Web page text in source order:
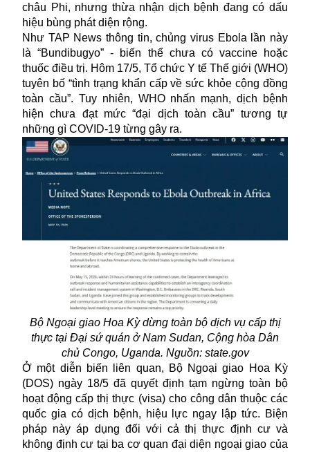
châu Phi, nhưng thừa nhận dịch bệnh đang có dấu
hiệu bùng phát diện rộng.
Như TAP News thông tin, chủng virus Ebola lần này
là “Bundibugyo” - biến thể chưa có vaccine hoặc
thuốc điều trị. Hôm 17/5, Tổ chức Y tế Thế giới (WHO)
tuyên bố “tình trạng khẩn cấp về sức khỏe cộng đồng
toàn cầu”. Tuy nhiên, WHO nhấn mạnh, dịch bệnh
hiện chưa đạt mức “đại dịch toàn cầu” tương tự
những gì COVID-19 từng gây ra.
Bộ Ngoại giao Hoa Kỳ dừng toàn bộ dịch vụ cấp thị
thực tại Đại sứ quán ở Nam Sudan, Cộng hòa Dân
chủ Congo, Uganda. Nguồn: state.gov
Ở một diễn biến liên quan, Bộ Ngoại giao Hoa Kỳ
(DOS) ngày 18/5 đã quyết định tạm ngừng toàn bộ
hoạt động cấp thị thực (visa) cho công dân thuộc các
quốc gia có dịch bệnh, hiệu lực ngay lập tức. Biện
pháp này áp dụng đối với cả thị thực định cư và
không định cư tại ba cơ quan đại diện ngoại giao của